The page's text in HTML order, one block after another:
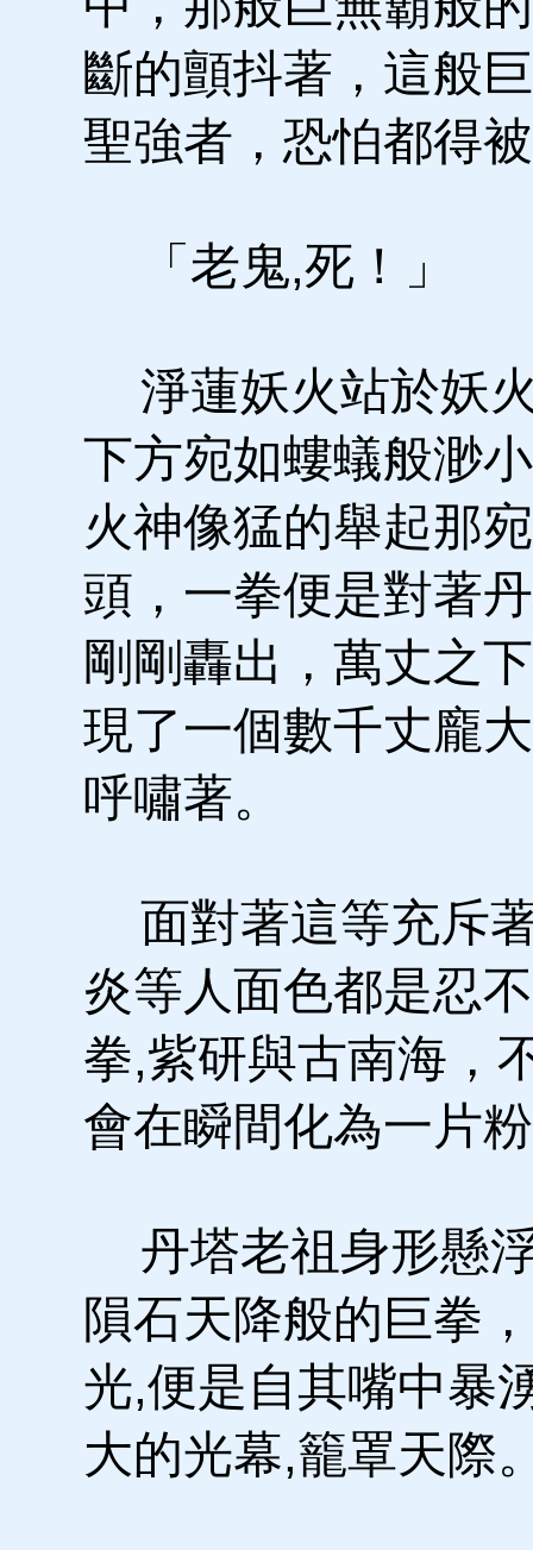
斷的顫抖著，這般
聖強者，恐怕都得
「老鬼,死！」
淨蓮妖火站於妖
下方宛如螻蟻般渺
火神像猛的舉起那
頭，一拳便是對著
剛剛轟出，萬丈之
現了一個數千丈龐
呼嘯著。
面對著這等充斥
炎等人面色都是忍
拳,紫研與古南海，
會在瞬間化為一片
丹塔老祖身形懸
隕石天降般的巨拳
光,便是自其嘴中暴
大的光幕,籠罩天際